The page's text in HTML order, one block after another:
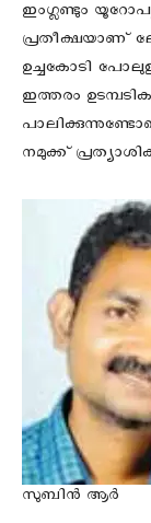
ഇംഗ്ലണ്ടും
പ്രതീക്ഷയാണ്
ഉച്ചകോടി
ഇത്തരം
നമുക്ക്
സുബിന്‍ ആര്‍